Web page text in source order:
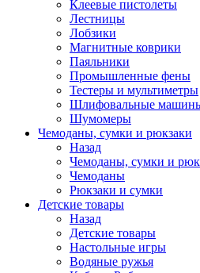
Клеевые пистолеты
Лестницы
Лобзики
Магнитные коврики
Паяльники
Промышленные фены
Тестеры и мультиметры
Шлифовальные
Шумомеры
Чемоданы, сумки и рюкзаки
Назад
Чемоданы, сумки и
Чемоданы
Рюкзаки и сумки
Детские товары
Назад
Детские товары
Настольные игры
Водяные ружья